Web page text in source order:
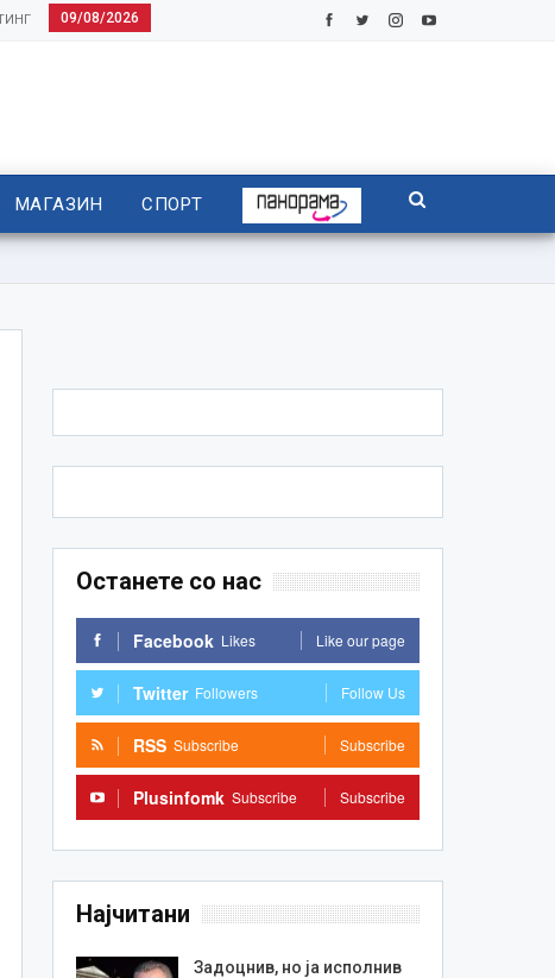
09/08/2026
МАГАЗИН СПОРТ
Останете со нас
Facebook Likes Like our page
Twitter Followers Follow Us
RSS Subscribe Subscribe
Plusinfomk Subscribe Subscribe
Најчитани
Задоцнив, но ја исполнив